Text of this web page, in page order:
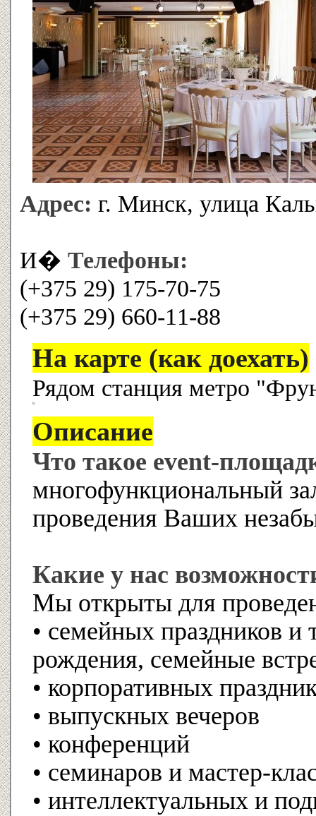
Адрес: г. Минск, улица
И� Телефоны:
(+375 29) 175-70-75
(+375 29) 660-11-88
На карте (как доехать)
Рядом станция метро
Описание
Что такое event-
многофункциональный
проведения Ваших
Какие у нас
Мы открыты для
• семейных праздников
рождения, семейные
• корпоративных
• выпускных вечеров
• конференций
• семинаров и мастер-
• интеллектуальных и